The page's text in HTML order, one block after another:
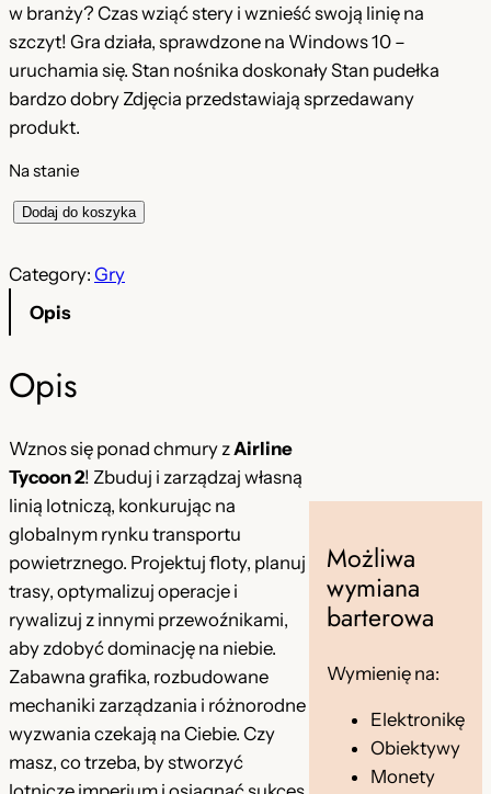
n
a
c
a
y
i
ł
a
:
4
5
,
0
0
a
c
e
:
2
4
,
9
9
z
ł
.
w branży? Czas wziąć stery i wznieść swoją linię na
szczyt! Gra działa, sprawdzone na Windows 10 –
uruchamia się. Stan nośnika doskonały Stan pudełka
bardzo dobry Zdjęcia przedstawiają sprzedawany
produkt.
Na stanie
o
i
l
i
n
e
T
y
c
o
o
n
2
Dodaj do koszyka
Category: Gry
Opis
Opis
Wznos się ponad chmury zAirline
Tycoon 2! Zbuduj i zarządzaj własną
linią lotniczą, konkurując na
globalnym rynku transportu
powietrznego. Projektuj floty, planuj
trasy, optymalizuj operacje i
rywalizuj z innymi przewoźnikami,
aby zdobyć dominację na niebie.
Zabawna grafika, rozbudowane
mechaniki zarządzania i różnorodne
wyzwania czekają na Ciebie. Czy
masz, co trzeba, by stworzyć
Możliwa
wymiana
barterowa
Wymienię na:
Elektronikę
Obiektywy
Monety